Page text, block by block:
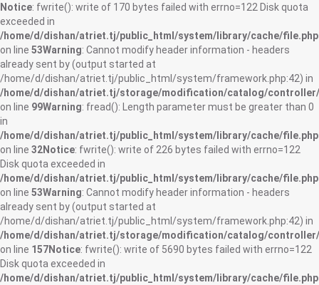
Notice: fwrite(): write of 170 bytes failed with errno=122 Disk quota
exceeded in
/home/d/dishan/atriet.tj/public_html/system/library/cache/file.php
on line 53Warning: Cannot modify header information - headers
already sent by (output started at
/home/d/dishan/atriet.tj/public_html/system/framework.php:42) in
/home/d/dishan/atriet.tj/storage/modification/catalog/
on line 99Warning: fread(): Length parameter must be greater than 0
in
/home/d/dishan/atriet.tj/public_html/system/library/cache/file.php
on line 32Notice: fwrite(): write of 226 bytes failed with errno=122
Disk quota exceeded in
/home/d/dishan/atriet.tj/public_html/system/library/cache/file.php
on line 53Warning: Cannot modify header information - headers
already sent by (output started at
/home/d/dishan/atriet.tj/public_html/system/framework.php:42) in
/home/d/dishan/atriet.tj/storage/modification/catalog/
on line 157Notice: fwrite(): write of 5690 bytes failed with errno=122
Disk quota exceeded in
/home/d/dishan/atriet.tj/public_html/system/library/cache/file.php